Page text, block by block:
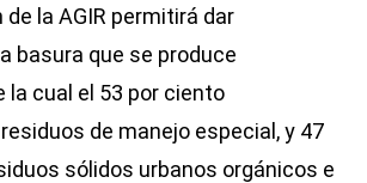
la AGIR permitirá dar
basura que se produce
la cual el 53 por ciento
de manejo especial, y 47
sólidos urbanos orgánicos e